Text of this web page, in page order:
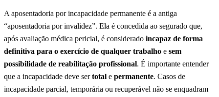
A aposentadoria por incapacidade permanente é a antiga
“aposentadoria por invalidez”. Ela é concedida ao segurado que,
após avaliação médica pericial, é considerado incapaz de forma
definitiva para o exercício de qualquer trabalho e sem
possibilidade de reabilitação profissional. É importante entender
que a incapacidade deve sertotal e permanente. Casos de
incapacidade parcial, temporária ou recuperável não se enquadram